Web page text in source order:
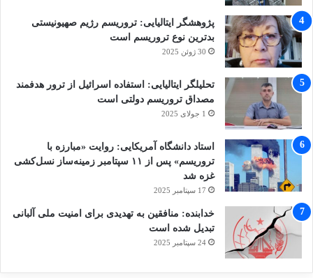
پژوهشگر ایتالیایی: تروریسم رژیم صهیونیستی
بدترین نوع تروریسم است
30 ژوئن 2025
تحلیلگر ایتالیایی: استفاده اسرائیل از ترور هدفمند
مصداق تروریسم دولتی است
1 جولای 2025
استاد دانشگاه آمریکایی: روایت «مبارزه با
تروریسم» پس از ۱۱ سپتامبر زمینه‌ساز نسل‌کشی
غزه شد
17 سپتامبر 2025
خدابنده: منافقین به تهدیدی برای امنیت ملی آلبانی
تبدیل شده است
24 سپتامبر 2025